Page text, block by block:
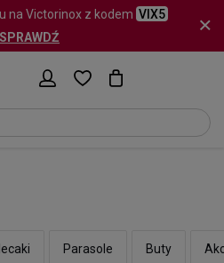
na Victorinox z kodem VIX5
SPRAWDŹ
Parasole Buty